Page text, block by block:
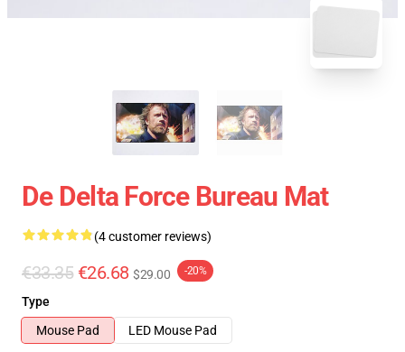
De Delta Force Bureau Mat
(4 customer reviews)
€33.35 €26.68 $29.00 -20%
Type
Mouse Pad
LED Mouse Pad